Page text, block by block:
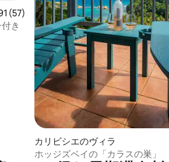
ー57件、5つ星中4.91つ星の平均評価
(57)
き
カリビシエのヴィラ
ホッジズベイの「カラスの巣」